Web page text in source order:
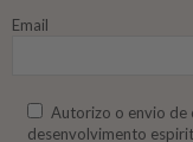
Email
Autorizo o envio de
desenvolvimento